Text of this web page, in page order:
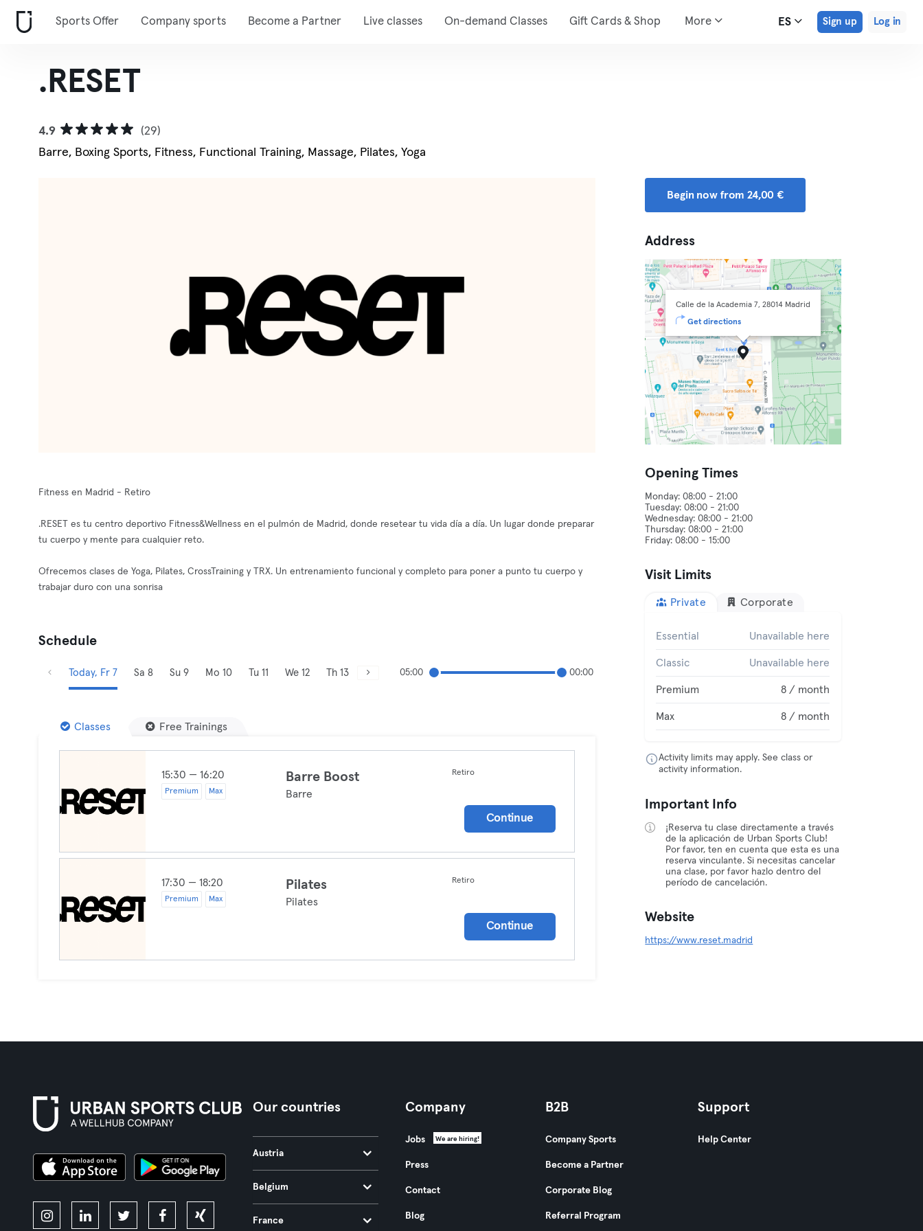
Sports Offer Company sports Become a Partner Live classes On-demand Classes Gift Cards & Shop More ES Sign up Log in
.RESET
4.9
(29)
Barre, Boxing Sports, Fitness, Functional Training, Massage, Pilates, Yoga
Fitness en Madrid - Retiro
.RESET es tu centro deportivo Fitness&Wellness en el pulmón de Madrid, donde resetear tu vida día a día. Un lugar donde preparar
tu cuerpo y mente para cualquier reto.
Ofrecemos clases de Yoga, Pilates, CrossTraining y TRX. Un entrenamiento funcional y completo para poner a punto tu cuerpo y
trabajar duro con una sonrisa
Schedule
Today, Fr 7 Sa 8 Su 9 Mo 10 Tu 11 We 12 Th 13 05:00 00:00
Classes Free Trainings
15:30 — 16:20
Premium Max
Barre Boost
Barre
Retiro
Continue
17:30 — 18:20
Premium Max
Pilates
Pilates
Retiro
Continue
Begin now from 24,00 €
Address
Calle de la Academia 7, 28014 Madrid
Get directions
Opening Times
Monday: 08:00 - 21:00
Tuesday: 08:00 - 21:00
Wednesday: 08:00 - 21:00
Thursday: 08:00 - 21:00
Visit Limits
Private Corporate
Essential Unavailable here
Classic Unavailable here
Premium 8 / month
Max 8 / month
Activity limits may apply. See class or
activity information.
Important Info
¡Reserva tu clase directamente a través
de la aplicación de Urban Sports Club!
Por favor, ten en cuenta que esta es una
reserva vinculante. Si necesitas cancelar
una clase, por favor hazlo dentro del
período de cancelación.
Website
https://www.reset.madrid
Our countries
Austria
Belgium
France
Company
Jobs We are hiring!
Press
Contact
Blog
B2B
Company Sports
Become a Partner
Corporate Blog
Referral Program
Support
Help Center